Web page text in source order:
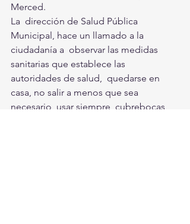
Merced.
La  dirección de Salud Pública
Municipal, hace un llamado a la
ciudadanía a  observar las medidas
sanitarias que establece las
autoridades de salud,  quedarse en
casa, no salir a menos que sea
necesario, usar siempre  cubrebocas,